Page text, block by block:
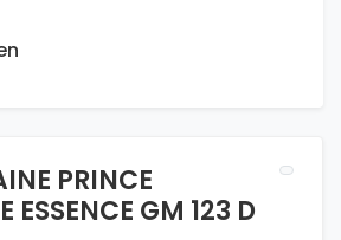
PRINCE
ESSENCE GM 123 D